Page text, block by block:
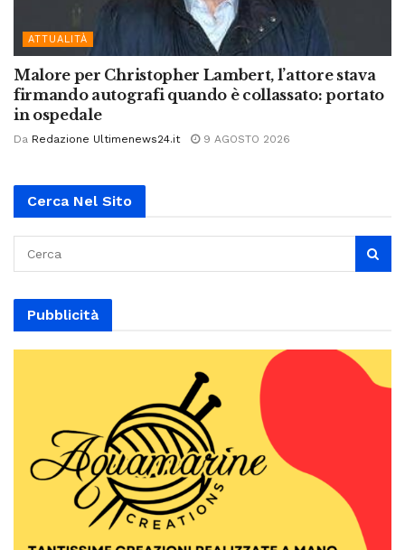
ATTUALITÀ
Malore per Christopher Lambert, l’attore stava
firmando autografi quando è collassato: portato
in ospedale
Da Redazione Ultimenews24.it 9 AGOSTO 2026
Cerca Nel Sito
Pubblicità